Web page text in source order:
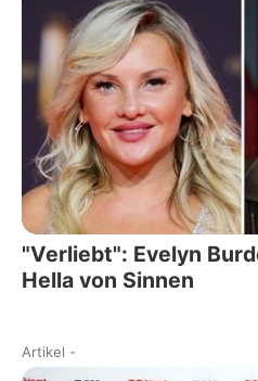
"Verliebt": Evelyn
Hella von Sinnen
Artikel -